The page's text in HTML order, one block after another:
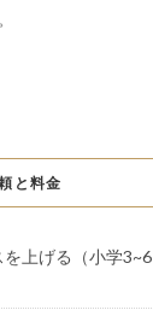
と料金
上げる（小学3~6